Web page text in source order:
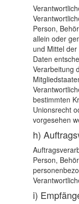
Person,
allein oder
und Mittel
Daten
Verarbeitung
bestimmten
Unionsrecht
vorgesehen
h)
Person,
i)